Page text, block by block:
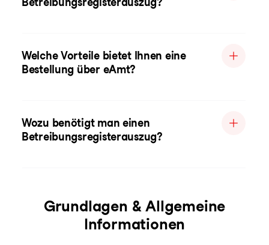
Welche Vorteile bietet Ihnen eine
Bestellung über eAmt?
Wozu benötigt man einen
Betreibungsregisterauszug?
Grundlagen & Allgemeine
Informationen